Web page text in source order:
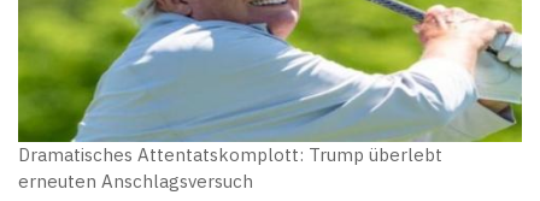
Dramatisches Attentatskomplott: Trump überlebt
erneuten Anschlagsversuch